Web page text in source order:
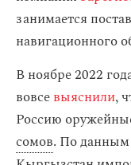
занимается
навигационного
В ноябре 2022
вовсевыяснили,
Россию
сомов. По данным